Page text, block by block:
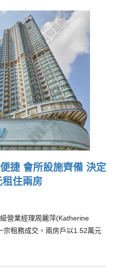
捷 會所設施齊備 決定
住兩房
營業經理周麗萍(Katherine
租務成交，兩房戶以1.52萬元